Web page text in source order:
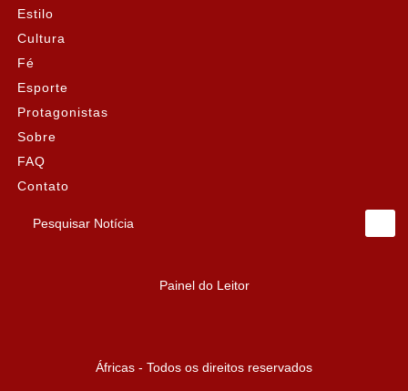
Estilo
Cultura
Fé
Esporte
Protagonistas
Sobre
FAQ
Contato
Pesquisar Notícia
Painel do Leitor
Áfricas - Todos os direitos reservados